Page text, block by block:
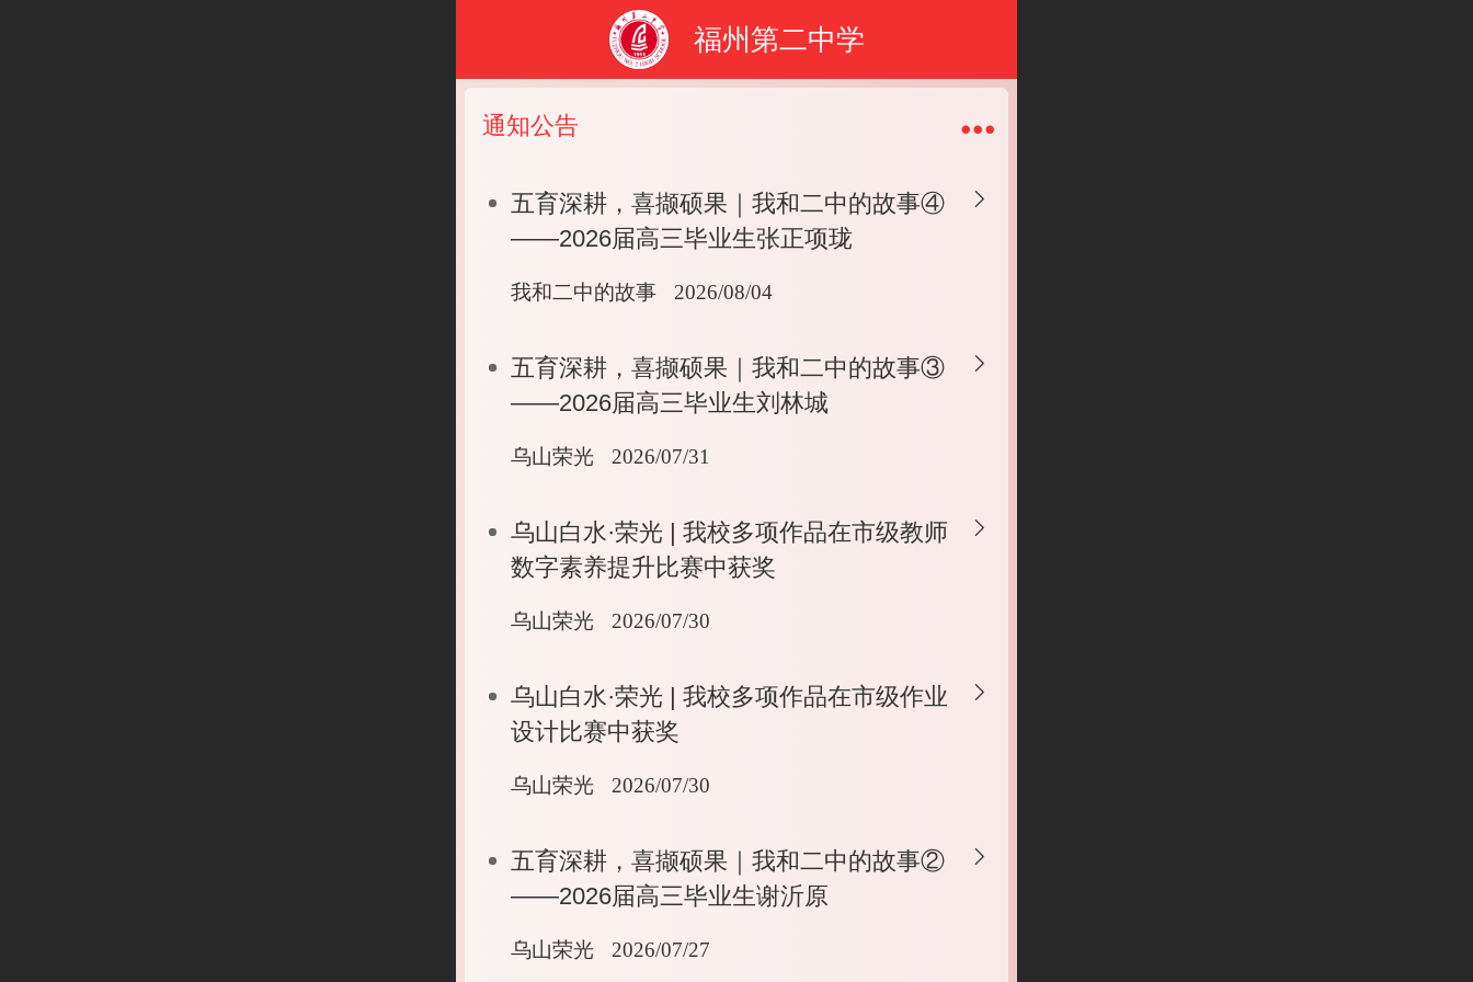
福州第二中学
通知公告
五育深耕，喜撷硕果｜我和二中的故事④
——2026届高三毕业生张正项珑
我和二中的故事 2026/08/04
五育深耕，喜撷硕果｜我和二中的故事③
——2026届高三毕业生刘林城
乌山荣光 2026/07/31
乌山白水·荣光 | 我校多项作品在市级教师
数字素养提升比赛中获奖
乌山荣光 2026/07/30
乌山白水·荣光 | 我校多项作品在市级作业
设计比赛中获奖
乌山荣光 2026/07/30
五育深耕，喜撷硕果｜我和二中的故事②
——2026届高三毕业生谢沂原
乌山荣光 2026/07/27